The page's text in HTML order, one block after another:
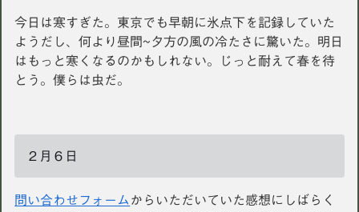
今日は寒すぎた。東京でも早朝に氷点下を記録していた
ようだし、何より昼間~夕方の風の冷たさに驚いた。明日
はもっと寒くなるのかもしれない。じっと耐えて春を待
とう。僕らは虫だ。
２月６日
問い合わせフォーム からいただいていた感想にしばらく